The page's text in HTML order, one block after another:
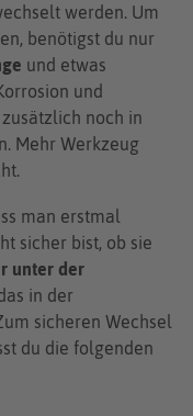
werden. Um
benötigst du nur
und etwas
und
noch in
Mehr Werkzeug
man erstmal
sicher bist, ob sie
unter der
in der
sicheren Wechsel
du die folgenden